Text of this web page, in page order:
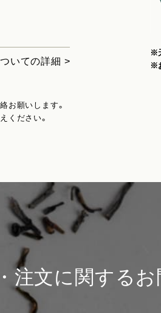
いての詳細 >
お願いします。
ください。
※
※
注文に関するお